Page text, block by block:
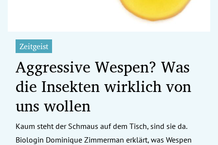
Untermenü
Untermenü
Untermenü
Untermenü
Untermenü
Zeitgeist
Aggressive Wespen? Was
die Insekten wirklich von
uns wollen
Kaum steht der Schmaus auf dem Tisch, sind sie da.
Biologin Dominique Zimmerman erklärt, was Wespen